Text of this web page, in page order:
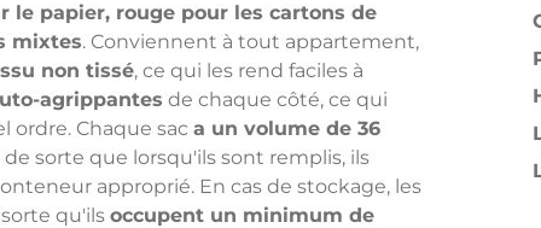
le papier, rouge pour les cartons de
mixtes. Conviennent à tout appartement,
non tissé, ce qui les rend faciles à
agrippantes de chaque côté, ce qui
ordre. Chaque sac a un volume de 36
de sorte que lorsqu'ils sont remplis, ils
approprié. En cas de stockage, les
qu'ils occupent un minimum de